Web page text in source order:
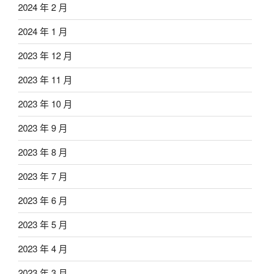
2024 年 2 月
2024 年 1 月
2023 年 12 月
2023 年 11 月
2023 年 10 月
2023 年 9 月
2023 年 8 月
2023 年 7 月
2023 年 6 月
2023 年 5 月
2023 年 4 月